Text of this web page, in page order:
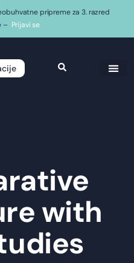
pripreme za 3. razred
– Prijavi se
with